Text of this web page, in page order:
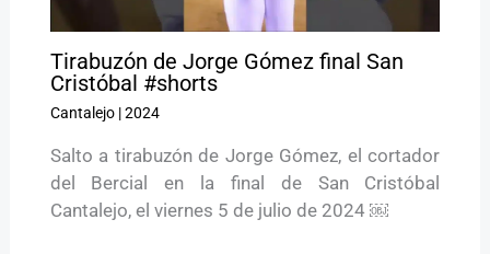
Tirabuzón de Jorge Gómez final San
Cristóbal #shorts
Cantalejo|2024
Salto a tirabuzón de Jorge Gómez, el cortador
del Bercial en la final de San Cristóbal
Cantalejo, el viernes 5 de julio de 2024 ￼